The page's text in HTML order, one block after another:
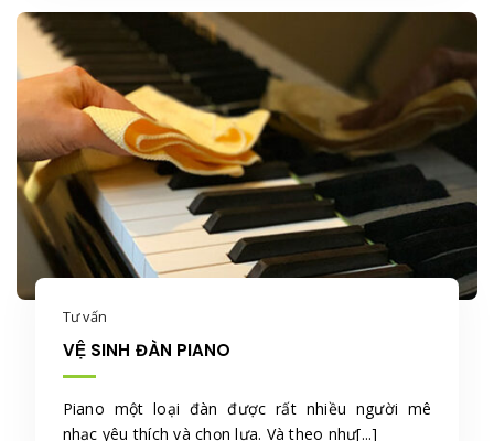
Tư vấn
VỆ SINH ĐÀN PIANO
Piano một loại đàn được rất nhiều người mê
nhạc yêu thích và chọn lựa. Và theo như[...]